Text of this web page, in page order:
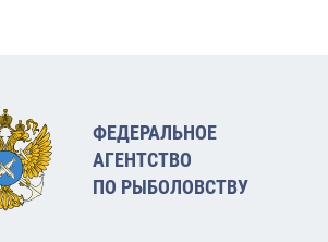
ФЕДЕРАЛЬНОЕ
АГЕНТСТВО
ПО РЫБОЛОВСТВУ